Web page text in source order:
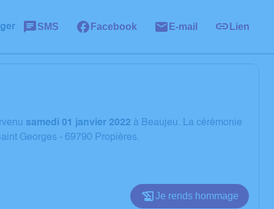
SMS Facebook E-mail Lien
samedi 01 janvier 2022 à Beaujeu. La cérémonie
Georges - 69790 Propières.
Je rends hommage